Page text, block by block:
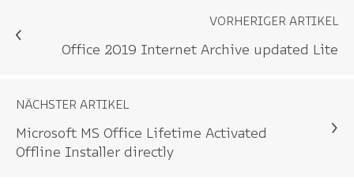
VORHERIGER ARTIKEL
Office 2019 Internet Archive updated Lite
NÄCHSTER ARTIKEL
Microsoft MS Office Lifetime Activated
Offline Installer directly